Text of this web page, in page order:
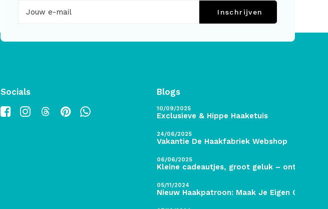
Inschrijven
Socials Blogs
10/09/2025
Exclusieve & Hippe Haaketuis
24/06/2025
Vakantie De Haakfabriek Webshop
06/06/2025
Kleine cadeautjes, groot geluk – ontdek de
05/11/2024
Nieuw Haakpatroon: Maak Je Eigen Gave